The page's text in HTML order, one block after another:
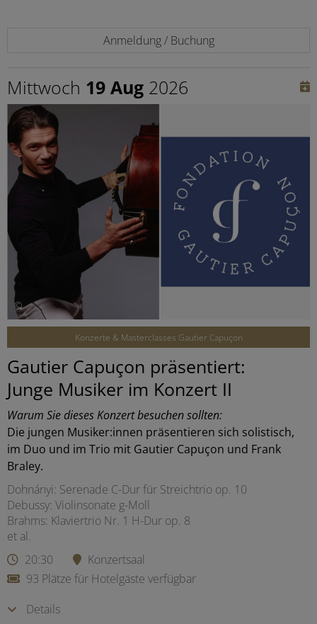
Anmeldung / Buchung
Mittwoch 19 Aug 2026
©
Konzerte & Masterclasses Gautier Capuçon
Gautier Capuçon präsentiert:
Junge Musiker im Konzert II
Warum Sie dieses Konzert besuchen sollten:
Die jungen Musiker:innen präsentieren sich solistisch,
im Duo und im Trio mit Gautier Capuçon und Frank
Braley.
Dohnányi: Serenade C-Dur für Streichtrio op. 10
Debussy: Violinsonate g-Moll
Brahms: Klaviertrio Nr. 1 H-Dur op. 8
et al.
20:30
Konzertsaal
93 Plätze für Hotelgäste verfügbar
Details